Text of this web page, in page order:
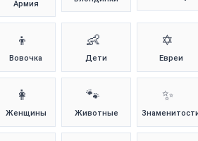
Армия
👦
Вовочка
👶
Дети
✡️
Евреи
👩
Женщины
🐾
Животные
✨